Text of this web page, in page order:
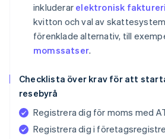
inkluderar elektronisk
kvitton och val av
förenklade alternativ, till
momssatser.
Checklista över krav för att
resebyrå
Registrera dig för moms med
Registrera dig i